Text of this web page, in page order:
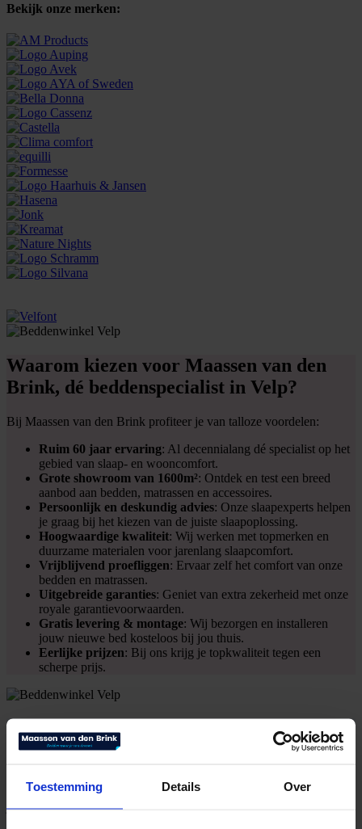
Toestemming Details Over
Bekijk onze merken:
Waarom kiezen voor Maassen van den
Brink, dé beddenspecialist in Velp?
Bij Maassen van den Brink profiteer je van talloze voordelen:
Ruim 60 jaar ervaring: Al decennialang dé specialist op het
gebied van slaap- en wooncomfort.
Grote showroom van 1600m²: Ontdek en test een breed
aanbod aan bedden, matrassen en accessoires.
Persoonlijk en deskundig advies: Onze slaapexperts helpen
je graag bij het kiezen van de juiste slaapoplossing.
Hoogwaardige kwaliteit: Wij werken met topmerken en
duurzame materialen voor jarenlang slaapcomfort.
Vrijblijvend proefliggen: Ervaar zelf het comfort van onze
bedden en matrassen.
Uitgebreide garanties: Geniet van extra zekerheid met onze
royale garantievoorwaarden.
Gratis levering & montage: Wij bezorgen en installeren
jouw nieuwe bed kosteloos bij jou thuis.
Eerlijke prijzen: Bij ons krijg je topkwaliteit tegen een
scherpe prijs.
Bezoek Maassen van den Brink in Velp
specialisten staan voor je klaar om je te helpen bij het vinden van
jouw ideale bed. Neem contact met ons op of plan een afspraak,